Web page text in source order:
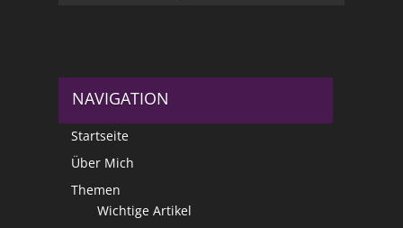
NAVIGATION
Startseite
Über Mich
Themen
Wichtige Artikel